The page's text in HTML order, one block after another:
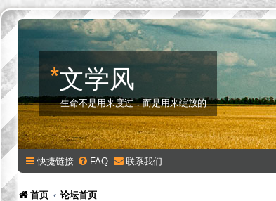
*文学风
生命不是用来度过，而是用来绽放的
快捷链接 FAQ 联系我们
首页 论坛首页